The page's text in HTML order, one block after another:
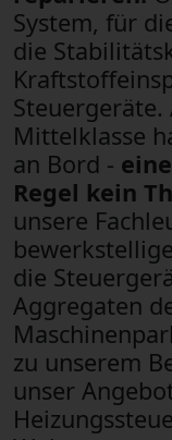
System, für
die
Mittelklasse
an Bord -
Regel kein
unsere
die
Aggregaten
zu unserem
unser